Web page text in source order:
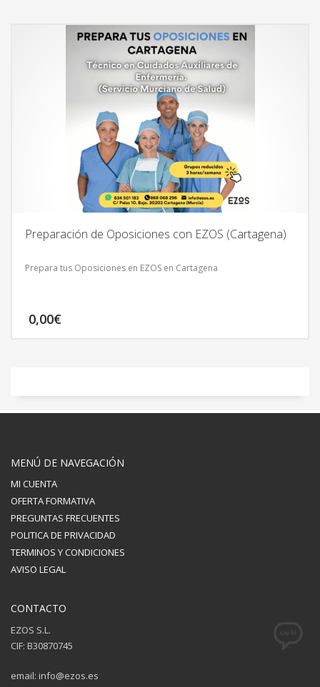
Preparación de Oposiciones con EZOS (Cartagena)
Prepara tus Oposiciones en EZOS en Cartagena
0,00€
MENÚ DE NAVEGACIÓN
MI CUENTA
OFERTA FORMATIVA
PREGUNTAS FRECUENTES
POLITICA DE PRIVACIDAD
TERMINOS Y CONDICIONES
AVISO LEGAL
CONTACTO
EZOS S.L.
CIF: B30870745
email: info@ezos.es